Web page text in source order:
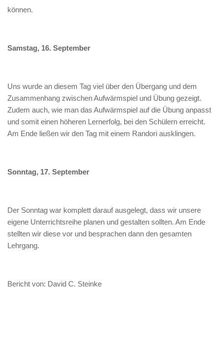
können.
Samstag, 16. September
Uns wurde an diesem Tag viel über den Übergang und dem
Zusammenhang zwischen Aufwärmspiel und Übung gezeigt.
Zudem auch, wie man das Aufwärmspiel auf die Übung anpasst
und somit einen höheren Lernerfolg, bei den Schülern erreicht.
Am Ende ließen wir den Tag mit einem Randori ausklingen.
Sonntag, 17. September
Der Sonntag war komplett darauf ausgelegt, dass wir unsere
eigene Unterrichtsreihe planen und gestalten sollten. Am Ende
stellten wir diese vor und besprachen dann den gesamten
Lehrgang.
Bericht von: David C. Steinke